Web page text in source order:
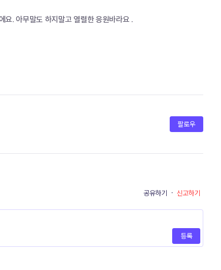
요. 아무말도 하지말고 열렬한 응원바라요 .
팔로우
공유하기 · 신고하기
등록